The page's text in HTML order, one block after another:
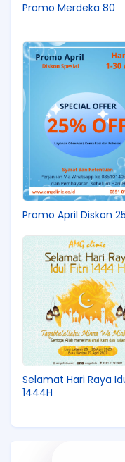
Promo Merdeka 80
Promo April Diskon
Selamat Hari Raya
1444H